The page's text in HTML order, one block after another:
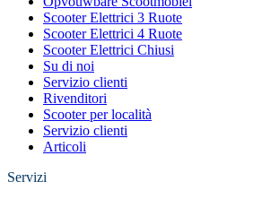
Scooter Elettrici 3 Ruote
Scooter Elettrici 4 Ruote
Scooter Elettrici Chiusi
Su di noi
Servizio clienti
Rivenditori
Scooter per località
Servizio clienti
Articoli
Servizi